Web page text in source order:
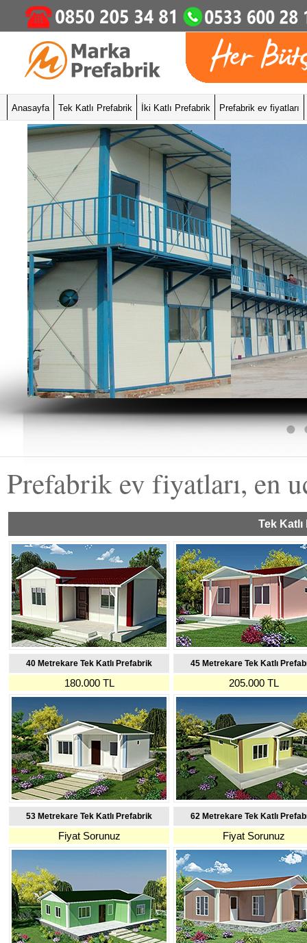
Anasayfa Tek Katlı Prefabrik İki Katlı Prefabrik Prefabrik ev fiyatları
KONTEYNER YATAKHANE
Prefabrik ev fiyatları, en
Tek
40 Metrekare Tek Katlı Prefabrik 45 Metrekare Tek Katlı
180.000 TL 205.000 TL
53 Metrekare Tek Katlı Prefabrik 62 Metrekare Tek Katlı
Fiyat Sorunuz Fiyat Sorunuz